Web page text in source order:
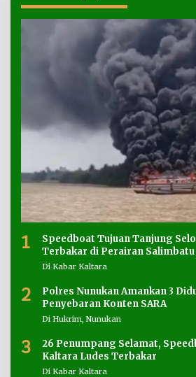
1
Speedboat Tujuan Tanjung
Terbakar di Perairan Salimbatu
Di Kabar Kaltara
2
Polres Nunukan Amankan 3
Penyebaran Konten SARA
Di Hukrim, Nunukan
3
26 Penumpang Selamat,
Kaltara Ludes Terbakar
Di Kabar Kaltara